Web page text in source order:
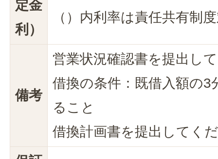
定金
利）
（）内利率は責任共有制
備考
営業状況確認書を提出し
借換の条件：既借入額の3
ること
借換計画書を提出してく